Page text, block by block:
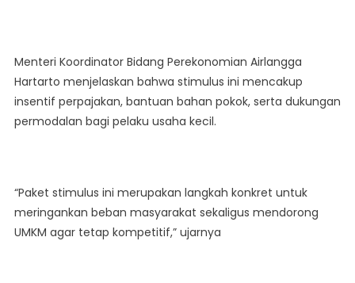
Menteri Koordinator Bidang Perekonomian Airlangga
Hartarto menjelaskan bahwa stimulus ini mencakup
insentif perpajakan, bantuan bahan pokok, serta dukungan
permodalan bagi pelaku usaha kecil.
“Paket stimulus ini merupakan langkah konkret untuk
meringankan beban masyarakat sekaligus mendorong
UMKM agar tetap kompetitif,” ujarnya